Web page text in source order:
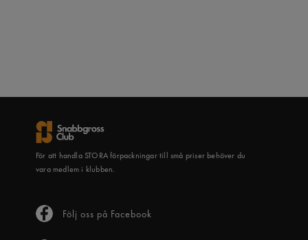
För att handla STORA förpackningar till små priser behöver du
vara medlem i klubben.
Följ oss på Facebook